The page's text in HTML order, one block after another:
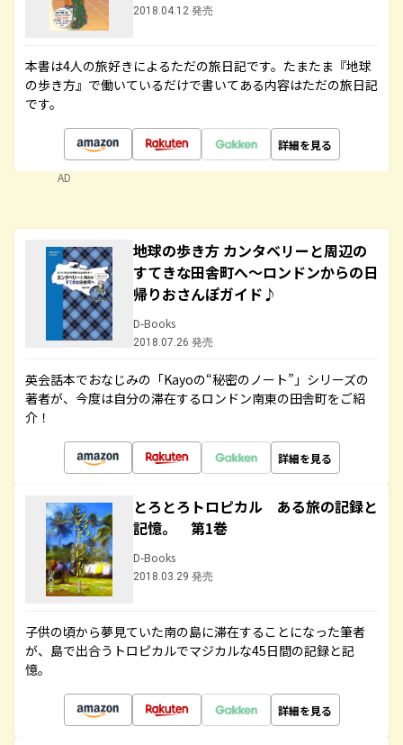
2018.04.12 発売
本書は4人の旅好きによるただの旅日記です。たまたま『地球
の歩き方』で働いているだけで書いてある内容はただの旅日記
です。
詳細を見る
AD
地球の歩き方 カンタベリーと周辺の
すてきな田舎町へ～ロンドンからの日
帰りおさんぽガイド♪
D-Books
2018.07.26 発売
英会話本でおなじみの「Kayoの“秘密のノート”」シリーズの
著者が、今度は自分の滞在するロンドン南東の田舎町をご紹
介！
詳細を見る
とろとろトロピカル ある旅の記録と
記憶。 第1巻
D-Books
2018.03.29 発売
子供の頃から夢見ていた南の島に滞在することになった筆者
が、島で出合うトロピカルでマジカルな45日間の記録と記
憶。
詳細を見る